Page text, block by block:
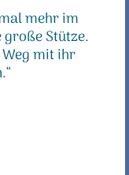
mehr im
Stütze.
mit ihr